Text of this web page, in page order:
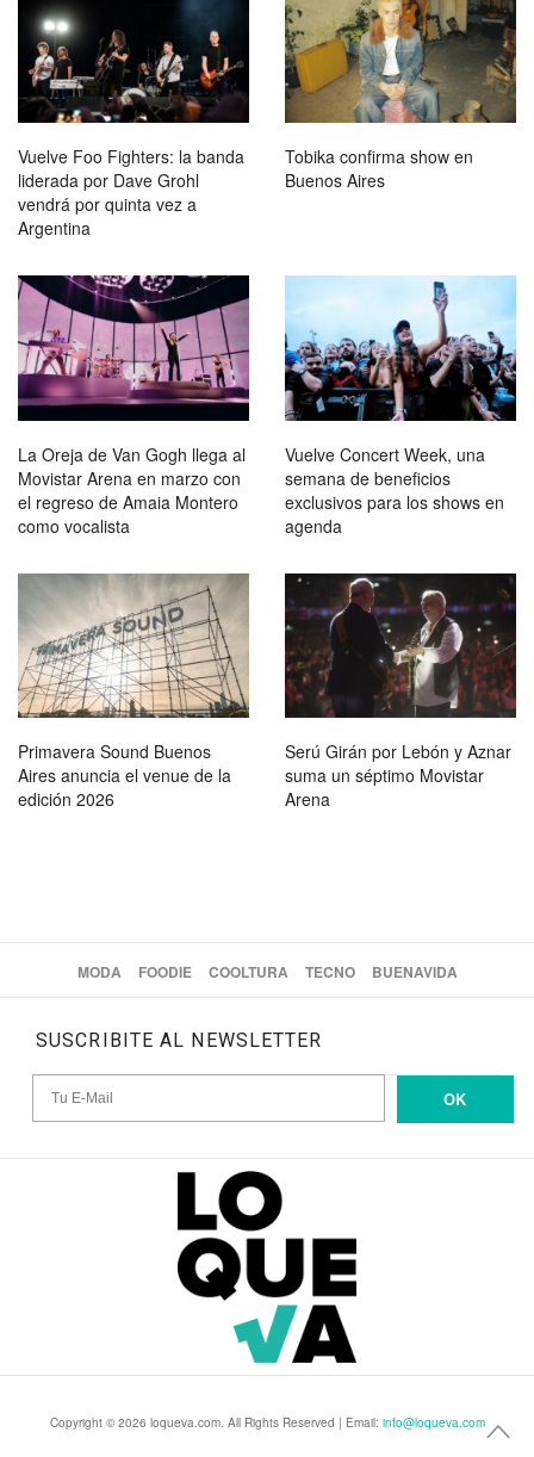
Vuelve Foo Fighters: la banda
liderada por Dave Grohl
vendrá por quinta vez a
Argentina
Tobika confirma show en
Buenos Aires
La Oreja de Van Gogh llega al
Movistar Arena en marzo con
el regreso de Amaia Montero
como vocalista
Vuelve Concert Week, una
semana de beneficios
exclusivos para los shows en
agenda
Primavera Sound Buenos
Aires anuncia el venue de la
edición 2026
Serú Girán por Lebón y Aznar
suma un séptimo Movistar
Arena
MODA FOODIE COOLTURA TECNO BUENAVIDA
SUSCRIBITE AL NEWSLETTER
OK
Copyright © 2026 loqueva.com. All Rights Reserved | Email: info@loqueva.com